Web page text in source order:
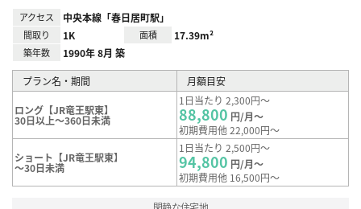
アクセス 中央本線「春日居町駅」
間取り 1K 面積 17.39m²
築年数 1990年 8月 築
プラン名・期間 月額目安
ロング【JR竜王駅東】
30日以上～360日未満
1日当たり 2,300円～
88,800 円/月～
初期費用他 22,000円～
ショート【JR竜王駅東】
～30日未満
1日当たり 2,500円～
94,800 円/月～
初期費用他 16,500円～